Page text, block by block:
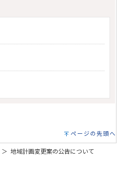
ページの先頭へ
＞ 地域計画変更案の公告について